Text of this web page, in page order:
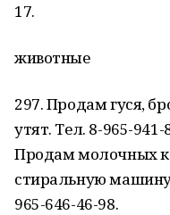
17.
животные
297. Продам гуся,
утят. Тел. 8-965-941-
Продам молочных
стиральную машину
965-646-46-98.